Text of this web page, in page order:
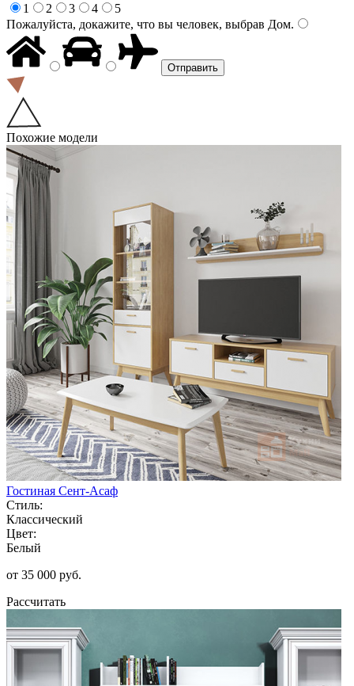
1
2 3 4
5
Пожалуйста, докажите, что вы человек, выбрав Дом.
Похожие модели
Гостиная Сент-Асаф
Стиль:
Классический
Цвет:
Белый
от 35 000 руб.
Рассчитать